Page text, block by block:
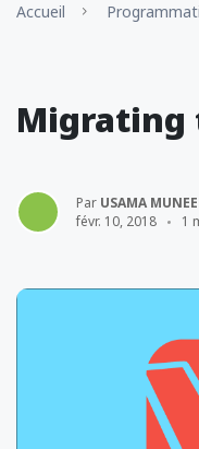
Accueil
Migrating
Par USAMA
févr. 10, 2018
1